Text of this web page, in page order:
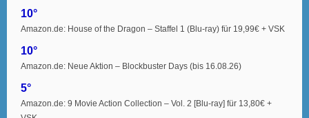
10°
Amazon.de: House of the Dragon – Staffel 1 (Blu-ray) für 19,99€ + VSK
10°
Amazon.de: Neue Aktion – Blockbuster Days (bis 16.08.26)
5°
Amazon.de: 9 Movie Action Collection – Vol. 2 [Blu-ray] für 13,80€ +